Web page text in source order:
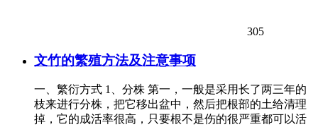
305
文竹的繁殖方法及注意事项
一、繁衍方式 1、分株 第一，一般是采用长了两三年的
枝来进行分株，把它移出盆中，然后把根部的土给清理
掉，它的成活率很高，只要根不是伤的很严重都可以活